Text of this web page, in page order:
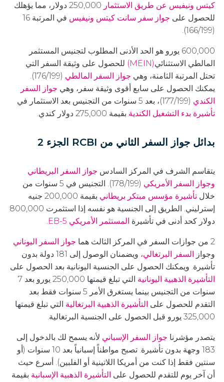
كيتس ونيفيس عن طريق الاستثمار
250,000 دولار، مما يؤهلك
للحصول على جواز سفر سانت كيتس ونيفيس
في المرتبة 16
(166/199).
600,000 يورو هو الحد الأدنى المطلوب لتجنيس المستثمر
المالطي الاستثنائي(MEIN)
للحصول على وثيقة السفر التي
تحتل المرتبة الثامنة، وهي جواز السفر المالطي
(176/199).
يمكنك الحصول على سابع أقوى وثيقة سفر، وهي جواز السفر
الكندي (177/199)، بعد 5 سنوات من التجنيس بعد الاستثمار في
تأشيرة بدء التشغيل الكندية بقيمة 275,000 دولار كندي.
بدائل جواز السفر الثاني من RCBI الجزء 2
يتقاسم الشرف في المركز السادس جواز السفر البريطاني
وجواز السفر الأمريكي
(178/199). التجنيس في 5 سنوات من
خلال تأشيرة مؤسس مبتكر بريطاني
بقيمة 200,000 جنيه
إسترليني. الطريق إلى الجنسية هو نفسه إذا استثمرت 800,000
دولار كحد أدنى في تأشيرة المستثمر الأمريكي EB-5 .
2 من جوازات السفر في المركز الثالث هما
جواز السفر اليوناني
وجواز السفر البرتغالي،
ويضمنان الوصول إلى 181 دولة بدون
تأشيرة. ويمكنك الحصول على الجنسية اليونانية بعد الحصول على
التأشيرة الذهبية اليونانية
التي تبلغ قيمتها 250,000 يورو بعد 7
سنوات من التجنيس بينما يستغرق الأمر 5 سنوات فقط بعد
التقدم للحصول على التأشيرة الذهبية البرتغالية التي تبلغ قيمتها
325,000 يورو قبل الحصول على الجنسية البرتغالية.
يتصدر مؤشرنا جواز السفر الإسباني لأنه يسمح لك بالدخول إلى
183 وجهة بدون تأشيرة. تصبح مواطناً إسبانياً بعد 10 سنوات (أو
سنتين فقط إذا كنت من أمريكا اللاتينية أو الفلبين). أسرع حيث
أن آخر يوم للتقدم للحصول على التأشيرة الذهبية الإسبانية بقيمة